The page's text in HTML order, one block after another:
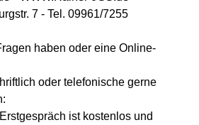
7 - Tel. 09961/7255
haben oder eine Online-
oder telefonische gerne
ist kostenlos und